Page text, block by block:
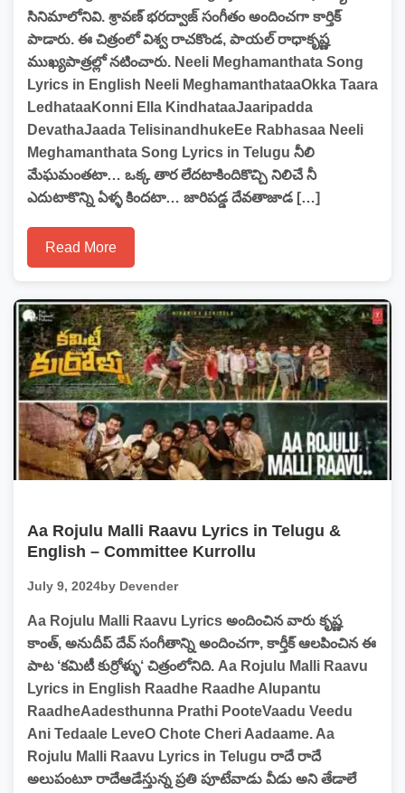
సినిమాలోనివి. శ్రావణ్ భరద్వాజ్ సంగీతం అందించగా కార్తిక్
పాడారు. ఈ చిత్రంలో విశ్వ రాచకొండ, పాయల్ రాధాకృష్ణ
ముఖ్యపాత్రల్లో నటించారు. Neeli Meghamanthata Song
Lyrics in English Neeli MeghamanthataaOkka Taara
LedhataaKonni Ella KindhataaJaaripadda
DevathaJaada TelisinandhukeEe Rabhasaa Neeli
Meghamanthata Song Lyrics in Telugu నీలి
మేఘమంతటా… ఒక్క తార లేదటాకిందికొచ్చి నిలిచే నీ
ఎదుటాకొన్ని ఏళ్ళ కిందటా… జారిపడ్డ దేవతాజాడ […]
Read More
Aa Rojulu Malli Raavu Lyrics in Telugu &
English – Committee Kurrollu
July 9, 2024by Devender
Aa Rojulu Malli Raavu Lyrics అందించిన వారు కృష్ణ
కాంత్, అనుదీప్ దేవ్ సంగీతాన్ని అందించగా, కార్తీక్ ఆలపించిన ఈ
పాట ‘కమిటీ కుర్రోళ్ళు‘ చిత్రంలోనిది. Aa Rojulu Malli Raavu
Lyrics in English Raadhe Raadhe Alupantu
RaadheAadesthunna Prathi PooteVaadu Veedu
Ani Tedaale LeveO Chote Cheri Aadaame. Aa
Rojulu Malli Raavu Lyrics in Telugu రాదే రాదే
అలుపంటూ రాదేఆడేస్తున్న ప్రతి పూటేవాడు వీడు అని తేడాలే